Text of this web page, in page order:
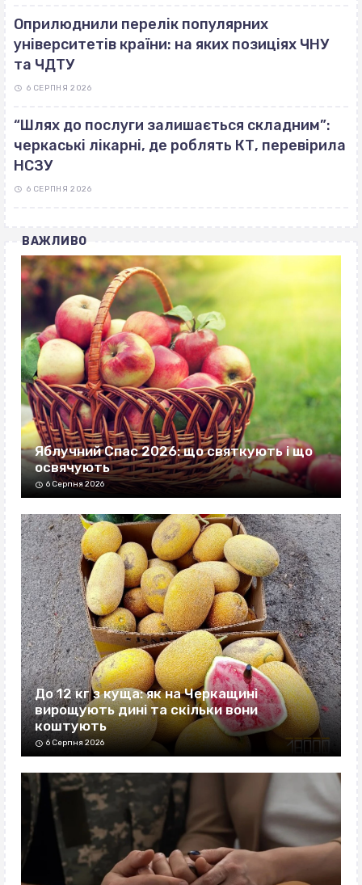
Оприлюднили перелік популярних
університетів країни: на яких позиціях ЧНУ
та ЧДТУ
6 СЕРПНЯ 2026
“Шлях до послуги залишається складним”:
черкаські лікарні, де роблять КТ, перевірила
НСЗУ
6 СЕРПНЯ 2026
ВАЖЛИВО
Яблучний Спас 2026: що святкують і що
освячують
6 Серпня 2026
До 12 кг з куща: як на Черкащині
вирощують дині та скільки вони
коштують
6 Серпня 2026